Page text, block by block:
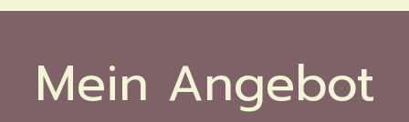
Mein Angebot